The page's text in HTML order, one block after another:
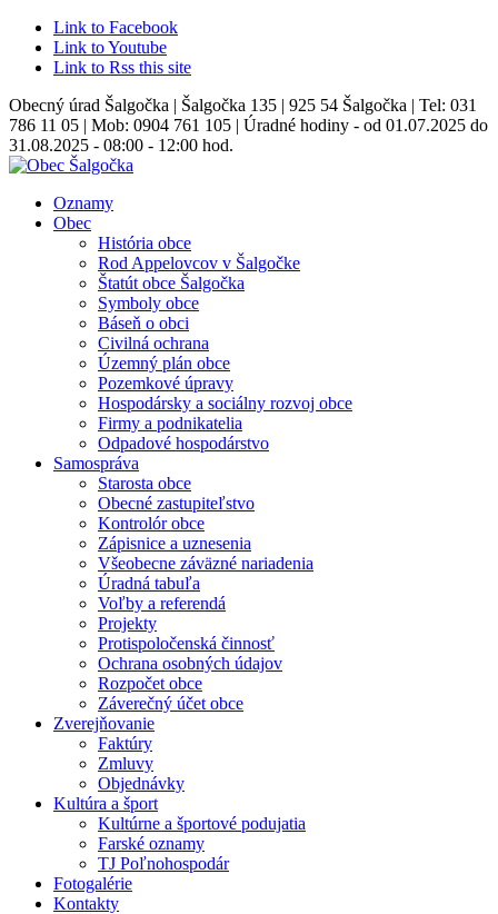
Link to Facebook
Link to Youtube
Link to Rss this site
Obecný úrad Šalgočka | Šalgočka 135 | 925 54 Šalgočka | Tel: 031
786 11 05 | Mob: 0904 761 105 | Úradné hodiny - od 01.07.2025 do
31.08.2025 - 08:00 - 12:00 hod.
Oznamy
Obec
História obce
Rod Appelovcov v Šalgočke
Štatút obce Šalgočka
Symboly obce
Báseň o obci
Civilná ochrana
Územný plán obce
Pozemkové úpravy
Hospodársky a sociálny rozvoj obce
Firmy a podnikatelia
Odpadové hospodárstvo
Samospráva
Starosta obce
Obecné zastupiteľstvo
Kontrolór obce
Zápisnice a uznesenia
Všeobecne záväzné nariadenia
Úradná tabuľa
Voľby a referendá
Projekty
Protispoločenská činnosť
Ochrana osobných údajov
Rozpočet obce
Záverečný účet obce
Zverejňovanie
Faktúry
Zmluvy
Objednávky
Kultúra a šport
Kultúrne a športové podujatia
Farské oznamy
TJ Poľnohospodár
Fotogalérie
Kontakty